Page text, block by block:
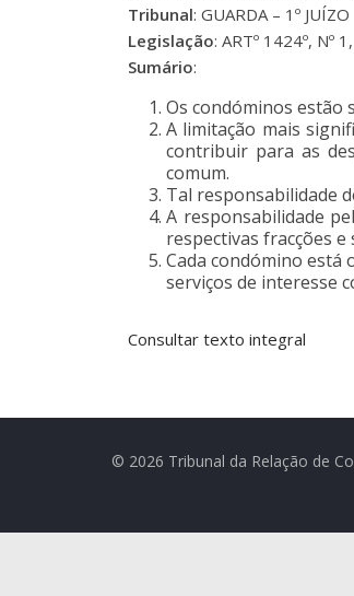
Tribunal: GUARDA – 1º JUÍZO
Legislação: ARTº 1424º, Nº
Sumário:
Os condóminos estão
A limitação mais
contribuir para as
comum.
Tal responsabilidade
A responsabilidade
respectivas fracções
Cada condómino está
serviços de interesse
Consultar texto integral
© 2026 Tribunal da Relação de